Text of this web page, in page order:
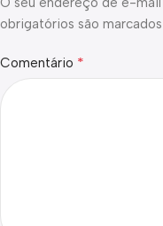
obrigatórios são
Comentário *